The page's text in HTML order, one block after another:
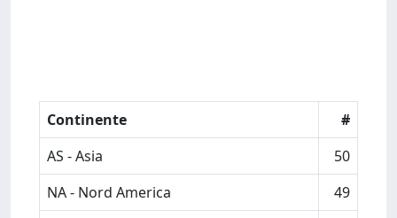
Continente
#
AS - Asia
50
NA - Nord America
49